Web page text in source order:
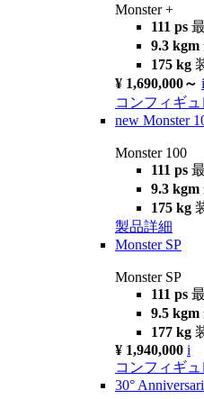
Monster +
111 ps
9.3 kgm
175 kg
¥ 1,690,000～ i
コンフィギ
new Monster
Monster 100
111 ps
9.3 kgm
175 kg
製品詳細
Monster SP
Monster SP
111 ps
9.5 kgm
177 kg
¥ 1,940,000 i
コンフィギ
30°